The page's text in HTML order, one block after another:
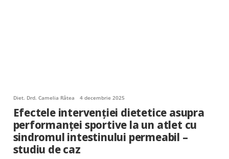
Diet. Drd. Camelia Râtea 4 decembrie 2025
Efectele intervenției dietetice asupra
performanței sportive la un atlet cu
sindromul intestinului permeabil –
studiu de caz